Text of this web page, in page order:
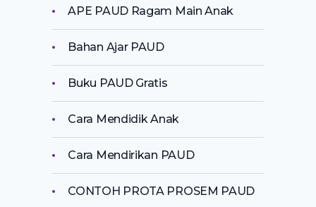
APE PAUD Ragam Main Anak
Bahan Ajar PAUD
Buku PAUD Gratis
Cara Mendidik Anak
Cara Mendirikan PAUD
CONTOH PROTA PROSEM PAUD